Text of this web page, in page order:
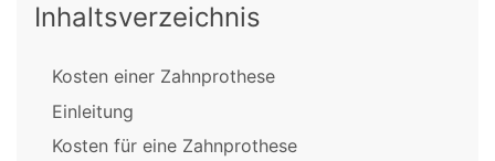
Inhaltsverzeichnis
Kosten einer Zahnprothese
Einleitung
Kosten für eine Zahnprothese